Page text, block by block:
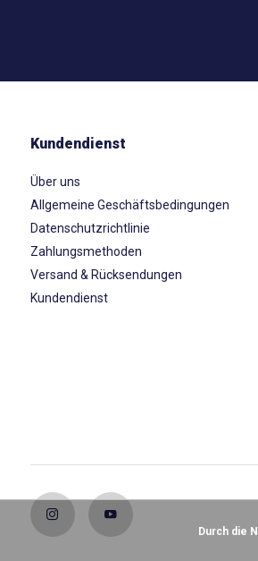
Kundendienst
Über uns
Allgemeine Geschäftsbedingungen
Datenschutzrichtlinie
Zahlungsmethoden
Versand & Rücksendungen
Kundendienst
Durch die